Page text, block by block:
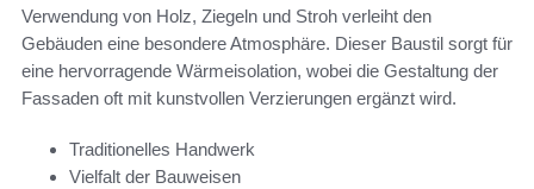
Verwendung von Holz, Ziegeln und Stroh verleiht den
Gebäuden eine besondere Atmosphäre. Dieser Baustil sorgt für
eine hervorragende Wärmeisolation, wobei die Gestaltung der
Fassaden oft mit kunstvollen Verzierungen ergänzt wird.
Traditionelles Handwerk
Vielfalt der Bauweisen